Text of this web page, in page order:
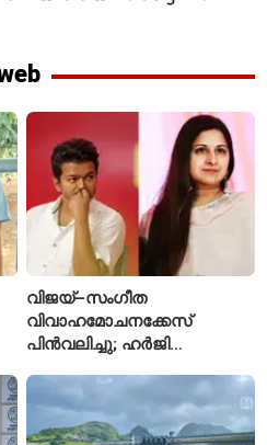
വിജയ്–സംഗീത
വിവാഹമോചനക്കേസ്
പിൻവലിച്ചു; ഹർജി
അവസാനിപ്പിച്ച് കോടതി